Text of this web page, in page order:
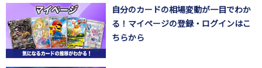
自分のカードの相場変動が一目でわか
る！マイページの登録・ログインはこ
ちらから